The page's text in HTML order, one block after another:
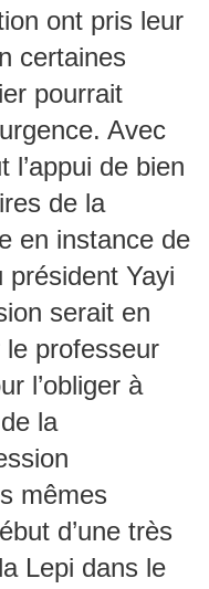
ont pris leur
certaines
pourrait
Avec
l’appui de bien
de la
en instance de
président Yayi
serait en
le professeur
l’obliger à
la
mêmes
d’une très
Lepi dans le